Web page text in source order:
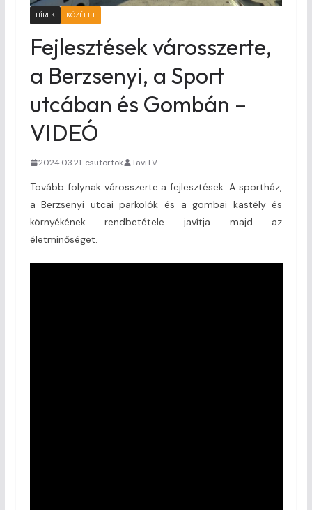
HÍREK KÖZÉLET
Fejlesztések városszerte,
a Berzsenyi, a Sport
utcában és Gombán –
VIDEÓ
2024.03.21. csütörtök TaviTV
Tovább folynak városszerte a fejlesztések. A sportház,
a Berzsenyi utcai parkolók és a gombai kastély és
környékének rendbetétele javítja majd az
életminőséget.